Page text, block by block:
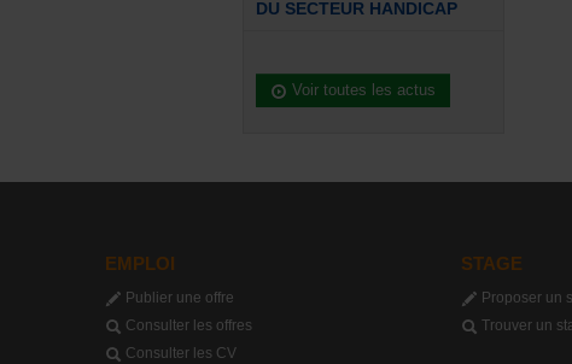
DU SECTEUR HANDICAP
Voir toutes les actus
EMPLOI
Publier une offre
Consulter les offres
Consulter les CV
STAGE
Proposer un
Trouver un